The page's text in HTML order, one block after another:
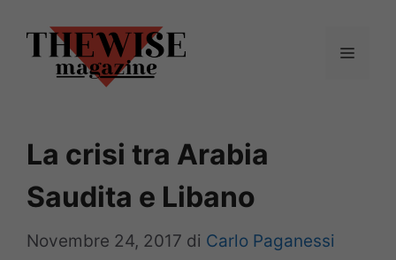
contenuto
Menu
La crisi tra Arabia
Saudita e Libano
Novembre 24, 2017 di Carlo Paganessi